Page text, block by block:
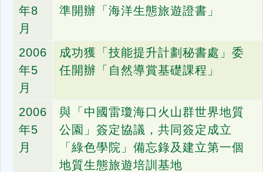
年8
月
準開辦「海洋生態旅遊證書」
2006
年5
月
成功獲「技能提升計劃秘書處」委
任開辦「自然導賞基礎課程」
2006
年5
月
與「中國雷瓊海口火山群世界地質
公園」簽定協議，共同簽定成立
「綠色學院」備忘錄及建立第一個
地質生態旅遊培訓基地